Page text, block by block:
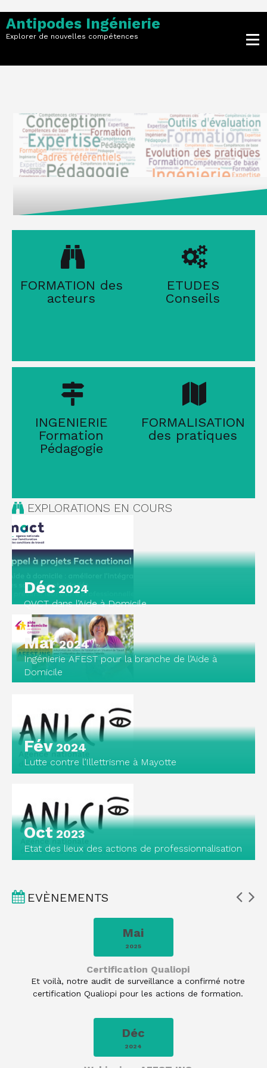
to
content
Antipodes Ingénierie
Explorer de nouvelles compétences
FORMATION des
acteurs
ETUDES
Conseils
INGENIERIE
Formation
Pédagogie
FORMALISATION
des pratiques
EXPLORATIONS EN COURS
Déc 2024
QVCT dans l’Aide à Domicile
Mar 2024
Ingénierie AFEST pour la branche de l’Aide à
Domicile
Fév 2024
Lutte contre l’Illettrisme à Mayotte
Oct 2023
Etat des lieux des actions de professionnalisation
EVÈNEMENTS
Mai
2025
Certification Qualiopi
Et voilà, notre audit de surveillance a confirmé notre
certification Qualiopi pour les actions de formation.
Déc
2024